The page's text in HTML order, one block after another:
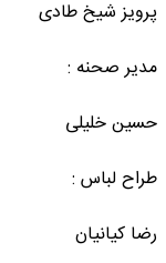
پرویز شیخ طادی
مدیر صحنه :
حسین خلیلی
طراح لباس :
رضا کیانیان